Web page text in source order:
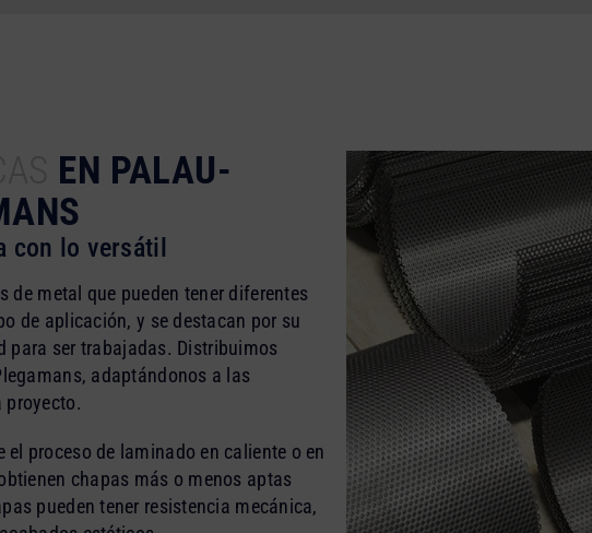
EN PALAU-
con lo versátil
de metal que pueden tener diferentes
de aplicación, y se destacan por su
ser trabajadas. Distribuimos
adaptándonos a las
proyecto.
proceso de laminado en caliente o en
chapas más o menos aptas
pueden tener resistencia mecánica,